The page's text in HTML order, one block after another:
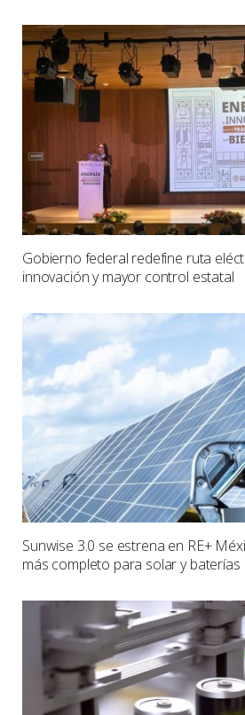
Gobierno federal redefine ruta
innovación y mayor control estatal
Sunwise 3.0 se estrena en RE+
más completo para solar y baterías